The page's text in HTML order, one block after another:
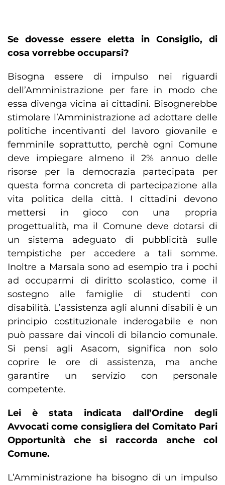
Se dovesse essere eletta in Consiglio, di
cosa vorrebbe occuparsi?
Bisogna essere di impulso nei riguardi
dell’Amministrazione per fare in modo che
essa divenga vicina ai cittadini. Bisognerebbe
stimolare l’Amministrazione ad adottare delle
politiche incentivanti del lavoro giovanile e
femminile soprattutto, perchè ogni Comune
deve impiegare almeno il 2% annuo delle
risorse per la democrazia partecipata per
questa forma concreta di partecipazione alla
vita politica della città. I cittadini devono
mettersi in gioco con una propria
progettualità, ma il Comune deve dotarsi di
un sistema adeguato di pubblicità sulle
tempistiche per accedere a tali somme.
Inoltre a Marsala sono ad esempio tra i pochi
ad occuparmi di diritto scolastico, come il
sostegno alle famiglie di studenti con
disabilità. L’assistenza agli alunni disabili è un
principio costituzionale inderogabile e non
può passare dai vincoli di bilancio comunale.
Si pensi agli Asacom, significa non solo
coprire le ore di assistenza, ma anche
garantire un servizio con personale
competente.
Lei è stata indicata dall’Ordine degli
Avvocati come consigliera del Comitato Pari
Opportunità che si raccorda anche col
Comune.
L’Amministrazione ha bisogno di un impulso